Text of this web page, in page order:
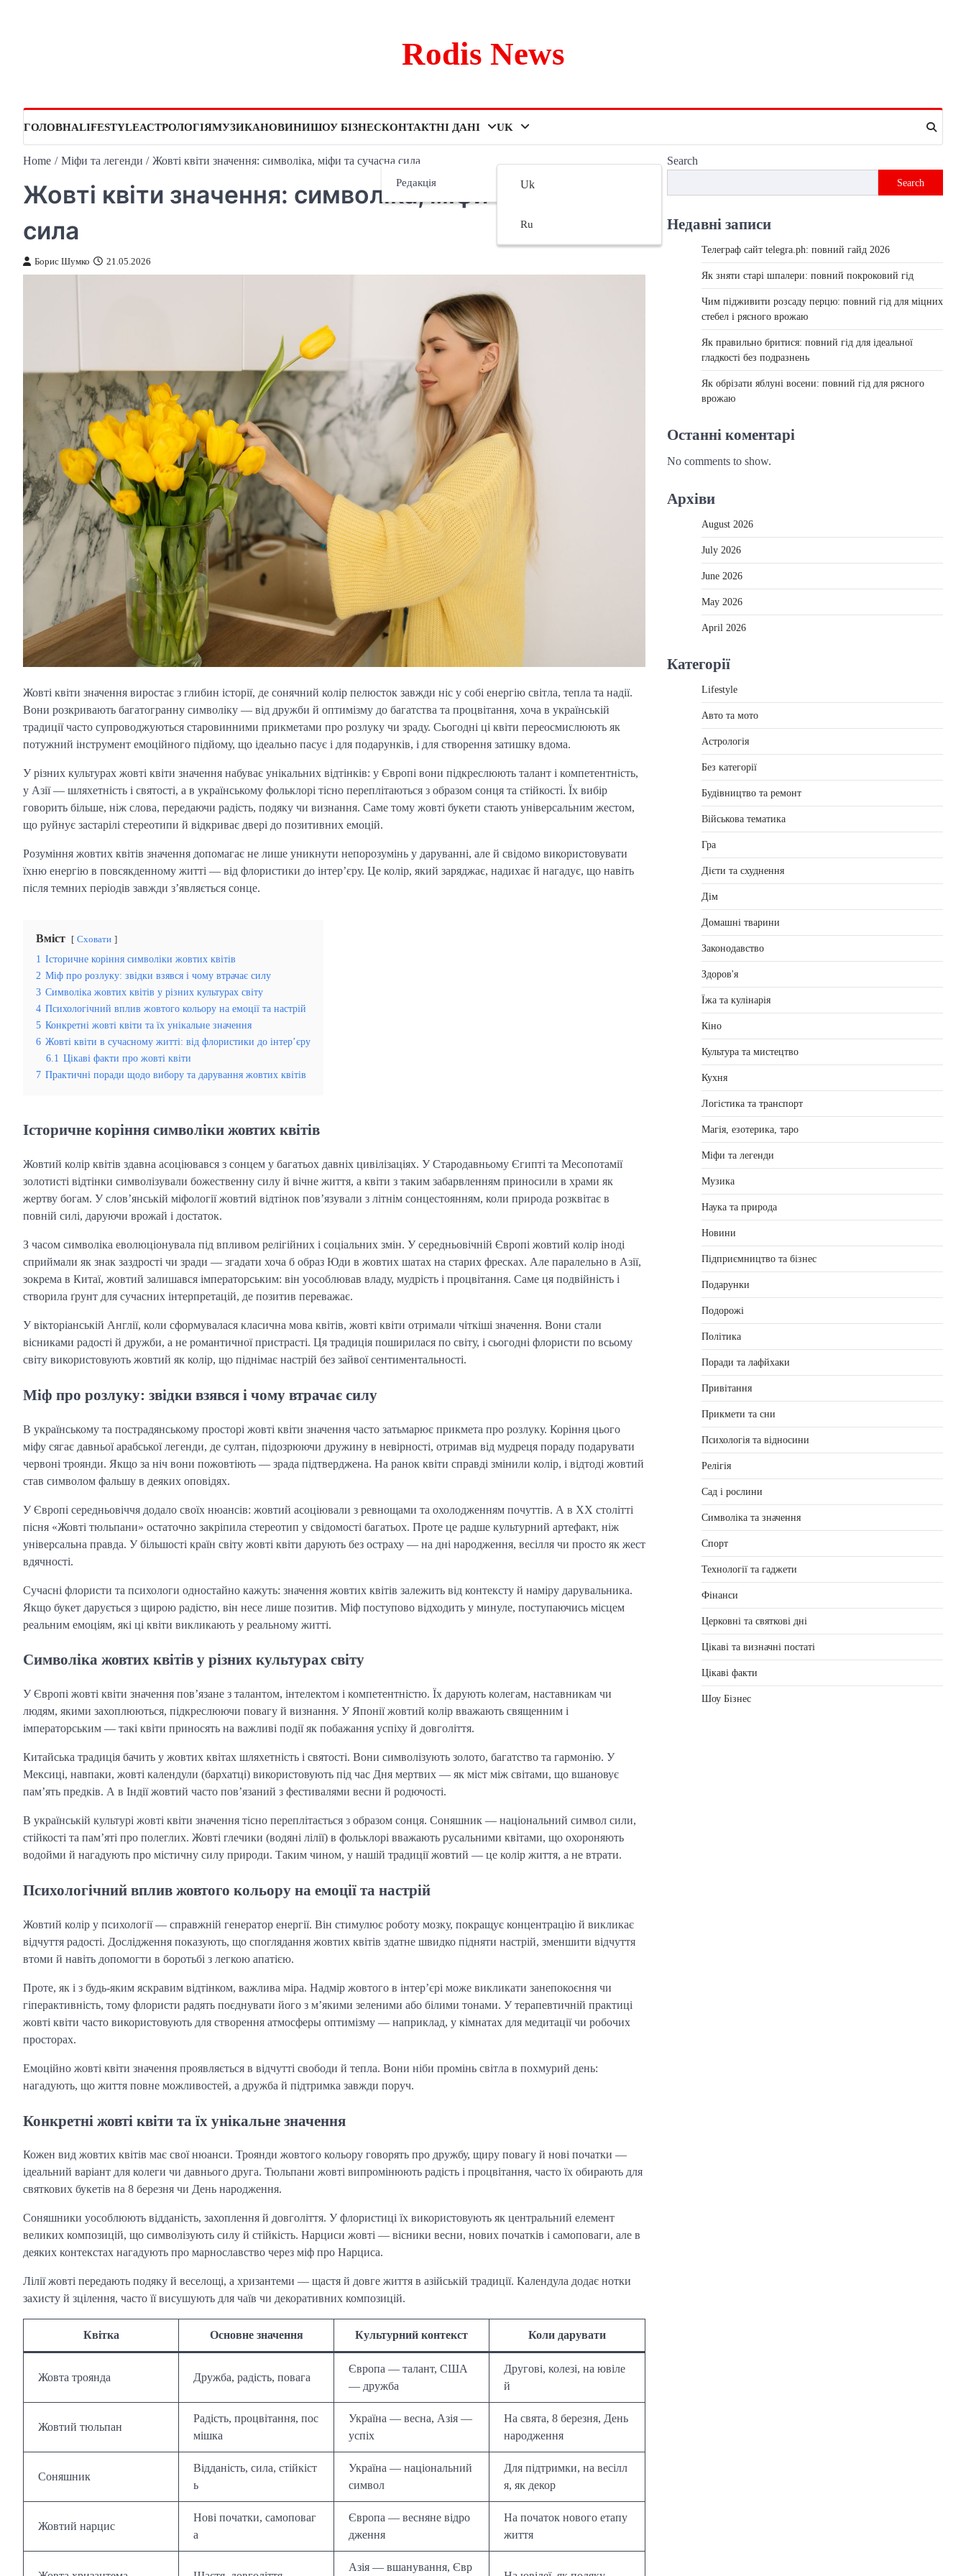
Rodis News
ГОЛОВНАLIFESTYLEАСТРОЛОГІЯМУЗИКАНОВИНИШОУ БІЗНЕСКОНТАКТНІ ДАНІ
Редакція
UK
Uk
Ru
Home Міфи та легенди Жовті квіти значення: символіка, міфи та сучасна сила
Жовті квіти значення: символіка, міфи та сучасна
сила
Борис Шумко 21.05.2026
Жовті квіти значення виростає з глибин історії, де сонячний колір пелюсток завжди ніс у собі енергію світла, тепла та надії.
Вони розкривають багатогранну символіку — від дружби й оптимізму до багатства та процвітання, хоча в українській
традиції часто супроводжуються старовинними прикметами про розлуку чи зраду. Сьогодні ці квіти переосмислюють як
потужний інструмент емоційного підйому, що ідеально пасує і для подарунків, і для створення затишку вдома.
У різних культурах жовті квіти значення набуває унікальних відтінків: у Європі вони підкреслюють талант і компетентність,
у Азії — шляхетність і святості, а в українському фольклорі тісно переплітаються з образом сонця та стійкості. Їх вибір
говорить більше, ніж слова, передаючи радість, подяку чи визнання. Саме тому жовті букети стають універсальним жестом,
що руйнує застарілі стереотипи й відкриває двері до позитивних емоцій.
Розуміння жовтих квітів значення допомагає не лише уникнути непорозумінь у даруванні, але й свідомо використовувати
їхню енергію в повсякденному житті — від флористики до інтер’єру. Це колір, який заряджає, надихає й нагадує, що навіть
після темних періодів завжди з’являється сонце.
Вміст Сховати
1 Історичне коріння символіки жовтих квітів
2 Міф про розлуку: звідки взявся і чому втрачає силу
3 Символіка жовтих квітів у різних культурах світу
4 Психологічний вплив жовтого кольору на емоції та настрій
5 Конкретні жовті квіти та їх унікальне значення
6 Жовті квіти в сучасному житті: від флористики до інтер’єру
6.1 Цікаві факти про жовті квіти
7 Практичні поради щодо вибору та дарування жовтих квітів
Історичне коріння символіки жовтих квітів
Жовтий колір квітів здавна асоціювався з сонцем у багатьох давніх цивілізаціях. У Стародавньому Єгипті та Месопотамії
золотисті відтінки символізували божественну силу й вічне життя, а квіти з таким забарвленням приносили в храми як
жертву богам. У слов’янській міфології жовтий відтінок пов’язували з літнім сонцестоянням, коли природа розквітає в
повній силі, даруючи врожай і достаток.
З часом символіка еволюціонувала під впливом релігійних і соціальних змін. У середньовічній Європі жовтий колір іноді
сприймали як знак заздрості чи зради — згадати хоча б образ Юди в жовтих шатах на старих фресках. Але паралельно в Азії,
зокрема в Китаї, жовтий залишався імператорським: він уособлював владу, мудрість і процвітання. Саме ця подвійність і
створила ґрунт для сучасних інтерпретацій, де позитив переважає.
У вікторіанській Англії, коли сформувалася класична мова квітів, жовті квіти отримали чіткіші значення. Вони стали
вісниками радості й дружби, а не романтичної пристрасті. Ця традиція поширилася по світу, і сьогодні флористи по всьому
світу використовують жовтий як колір, що піднімає настрій без зайвої сентиментальності.
Міф про розлуку: звідки взявся і чому втрачає силу
В українському та пострадянському просторі жовті квіти значення часто затьмарює прикмета про розлуку. Коріння цього
міфу сягає давньої арабської легенди, де султан, підозрюючи дружину в невірності, отримав від мудреця пораду подарувати
червоні троянди. Якщо за ніч вони пожовтіють — зрада підтверджена. На ранок квіти справді змінили колір, і відтоді жовтий
став символом фальшу в деяких оповідях.
У Європі середньовіччя додало своїх нюансів: жовтий асоціювали з ревнощами та охолодженням почуттів. А в XX столітті
пісня «Жовті тюльпани» остаточно закріпила стереотип у свідомості багатьох. Проте це радше культурний артефакт, ніж
універсальна правда. У більшості країн світу жовті квіти дарують без остраху — на дні народження, весілля чи просто як жест
вдячності.
Сучасні флористи та психологи одностайно кажуть: значення жовтих квітів залежить від контексту й наміру дарувальника.
Якщо букет дарується з щирою радістю, він несе лише позитив. Міф поступово відходить у минуле, поступаючись місцем
реальним емоціям, які ці квіти викликають у реальному житті.
Символіка жовтих квітів у різних культурах світу
У Європі жовті квіти значення пов’язане з талантом, інтелектом і компетентністю. Їх дарують колегам, наставникам чи
людям, якими захоплюються, підкреслюючи повагу й визнання. У Японії жовтий колір вважають священним і
імператорським — такі квіти приносять на важливі події як побажання успіху й довголіття.
Китайська традиція бачить у жовтих квітах шляхетність і святості. Вони символізують золото, багатство та гармонію. У
Мексиці, навпаки, жовті календули (бархатці) використовують під час Дня мертвих — як міст між світами, що вшановує
пам’ять предків. А в Індії жовтий часто пов’язаний з фестивалями весни й родючості.
В українській культурі жовті квіти значення тісно переплітається з образом сонця. Соняшник — національний символ сили,
стійкості та пам’яті про полеглих. Жовті глечики (водяні лілії) в фольклорі вважають русальними квітами, що охороняють
водойми й нагадують про містичну силу природи. Таким чином, у нашій традиції жовтий — це колір життя, а не втрати.
Психологічний вплив жовтого кольору на емоції та настрій
Жовтий колір у психології — справжній генератор енергії. Він стимулює роботу мозку, покращує концентрацію й викликає
відчуття радості. Дослідження показують, що споглядання жовтих квітів здатне швидко підняти настрій, зменшити відчуття
втоми й навіть допомогти в боротьбі з легкою апатією.
Проте, як і з будь-яким яскравим відтінком, важлива міра. Надмір жовтого в інтер’єрі може викликати занепокоєння чи
гіперактивність, тому флористи радять поєднувати його з м’якими зеленими або білими тонами. У терапевтичній практиці
жовті квіти часто використовують для створення атмосферы оптимізму — наприклад, у кімнатах для медитації чи робочих
просторах.
Емоційно жовті квіти значення проявляється в відчутті свободи й тепла. Вони ніби промінь світла в похмурий день:
нагадують, що життя повне можливостей, а дружба й підтримка завжди поруч.
Конкретні жовті квіти та їх унікальне значення
Кожен вид жовтих квітів має свої нюанси. Троянди жовтого кольору говорять про дружбу, щиру повагу й нові початки —
ідеальний варіант для колеги чи давнього друга. Тюльпани жовті випромінюють радість і процвітання, часто їх обирають для
святкових букетів на 8 березня чи День народження.
Соняшники уособлюють відданість, захоплення й довголіття. У флористиці їх використовують як центральний елемент
великих композицій, що символізують силу й стійкість. Нарциси жовті — вісники весни, нових початків і самоповаги, але в
деяких контекстах нагадують про марнославство через міф про Нарциса.
Лілії жовті передають подяку й веселощі, а хризантеми — щастя й довге життя в азійській традиції. Календула додає нотки
захисту й зцілення, часто її висушують для чаїв чи декоративних композицій.
Квітка Основне значення Культурний контекст Коли дарувати
Жовта троянда Дружба, радість, повага
Європа — талант, США
— дружба
Другові, колезі, на ювіле
й
Жовтий тюльпан
Радість, процвітання, пос
мішка
Україна — весна, Азія —
успіх
На свята, 8 березня, День
народження
Соняшник
Відданість, сила, стійкіст
ь
Україна — національний
символ
Для підтримки, на весілл
я, як декор
Жовтий нарцис
Нові початки, самоповаг
а
Європа — весняне відро
дження
На початок нового етапу
життя
Азія — вшанування, Євр
Search
Search
Недавні записи
Телеграф сайт telegra.ph: повний гайд 2026
Як зняти старі шпалери: повний покроковий гід
Чим підживити розсаду перцю: повний гід для міцних
стебел і рясного врожаю
Як правильно бритися: повний гід для ідеальної
гладкості без подразнень
Як обрізати яблуні восени: повний гід для рясного
врожаю
Останні коментарі
No comments to show.
Архіви
August 2026
July 2026
June 2026
May 2026
April 2026
Категорії
Lifestyle
Авто та мото
Астрологія
Без категорії
Будівництво та ремонт
Військова тематика
Гра
Дієти та схуднення
Дім
Домашні тварини
Законодавство
Здоров'я
Їжа та кулінарія
Кіно
Культура та мистецтво
Кухня
Логістика та транспорт
Магія, езотерика, таро
Міфи та легенди
Музика
Наука та природа
Новини
Підприємництво та бізнес
Подарунки
Подорожі
Політика
Поради та лафйхаки
Привітання
Прикмети та сни
Психологія та відносини
Релігія
Сад і рослини
Символіка та значення
Спорт
Технології та гаджети
Фінанси
Церковні та святкові дні
Цікаві та визначні постаті
Цікаві факти
Шоу Бізнес